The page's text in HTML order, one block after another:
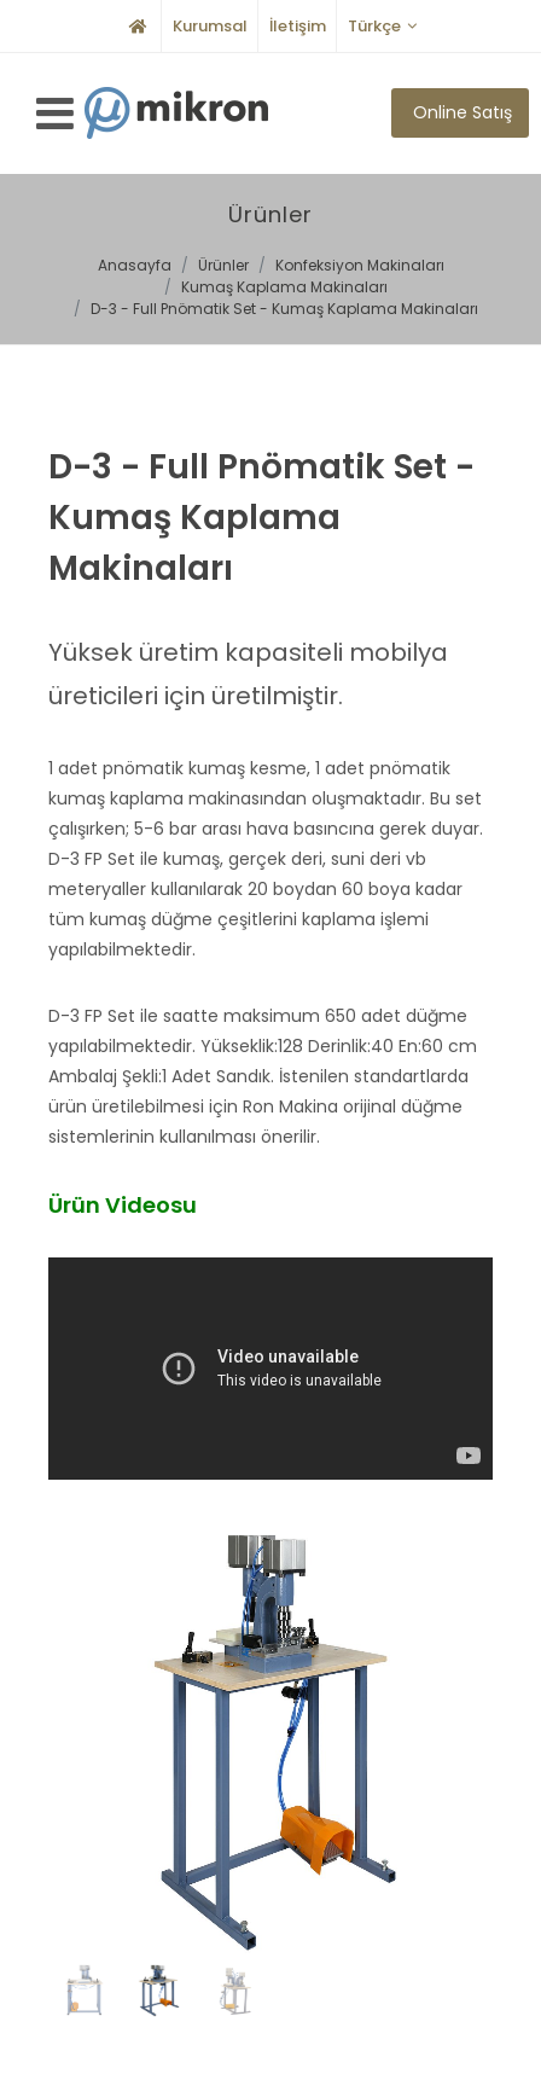
Kurumsal İletişim Türkçe
Online Satış
Ürünler
Anasayfa Ürünler
Konfeksiyon Makinaları
Kumaş Kaplama Makinaları
D-3 - Full Pnömatik Set - Kumaş Kaplama Makinaları
D-3 - Full Pnömatik Set -
Kumaş Kaplama
Makinaları
Yüksek üretim kapasiteli mobilya
üreticileri için üretilmiştir.
1 adet pnömatik kumaş kesme, 1 adet pnömatik
kumaş kaplama makinasından oluşmaktadır. Bu set
çalışırken; 5-6 bar arası hava basıncına gerek duyar.
D-3 FP Set ile kumaş, gerçek deri, suni deri vb
meteryaller kullanılarak 20 boydan 60 boya kadar
tüm kumaş düğme çeşitlerini kaplama işlemi
yapılabilmektedir.
D-3 FP Set ile saatte maksimum 650 adet düğme
yapılabilmektedir. Yükseklik:128 Derinlik:40 En:60 cm
Ambalaj Şekli:1 Adet Sandık. İstenilen standartlarda
ürün üretilebilmesi için Ron Makina orijinal düğme
sistemlerinin kullanılması önerilir.
Ürün Videosu